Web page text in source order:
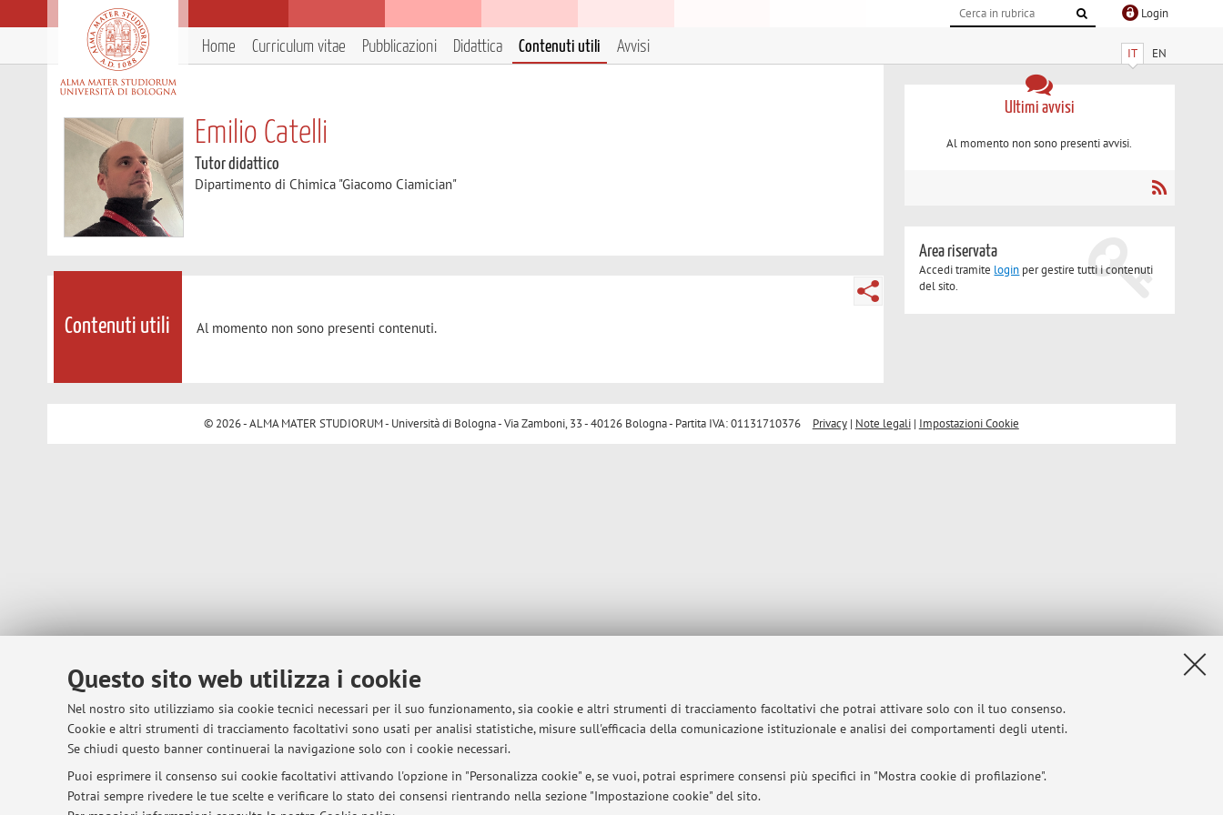
Questo sito web utilizza i cookie
Nel nostro sito utilizziamo sia cookie tecnici necessari per il suo funzionamento, sia cookie e altri strumenti di tracciamento facoltativi che potrai attivare solo con il tuo consenso.
Cookie e altri strumenti di tracciamento facoltativi sono usati per analisi statistiche, misure sull'efficacia della comunicazione istituzionale e analisi dei comportamenti degli utenti.
Se chiudi questo banner continuerai la navigazione solo con i cookie necessari.
Puoi esprimere il consenso sui cookie facoltativi attivando l'opzione in "Personalizza cookie" e, se vuoi, potrai esprimere consensi più specifici in "Mostra cookie di profilazione".
Potrai sempre rivedere le tue scelte e verificare lo stato dei consensi rientrando nella sezione "Impostazione cookie" del sito.
Login
IT EN
Home Curriculum vitae Pubblicazioni Didattica Contenuti utili Avvisi
Emilio Catelli
Tutor didattico
Dipartimento di Chimica "Giacomo Ciamician"
Contenuti utili Al momento non sono presenti contenuti.
Ultimi avvisi
Al momento non sono presenti avvisi.
Area riservata
Accedi tramite login per gestire tutti i contenuti
del sito.
© 2026 - ALMA MATER STUDIORUM - Università di Bologna - Via Zamboni, 33 - 40126 Bologna - Partita IVA: 01131710376 Privacy| Note legali| Impostazioni Cookie